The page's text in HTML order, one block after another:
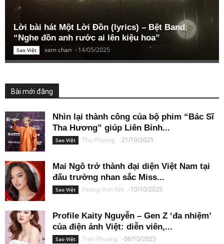
Lời bài hát Một Lời Đồn (lyrics) – Bệt Band:
“Nghe đồn anh rước ai lên kiệu hoa”
Sao Việt xam chan -14/05/2025
Bài mới đăng
Nhìn lại thành công của bộ phim “Bác Sĩ
Tha Hương” giúp Liên Bỉnh...
Sao Việt Thu Phuong -21/10/2025
Mai Ngô trở thành đại diện Việt Nam tại
đấu trường nhan sắc Miss...
Sao Việt Hoàng Anh Nhi - 10/10/2025
Profile Kaity Nguyễn – Gen Z ‘đa nhiệm’
của điện ảnh Việt: diễn viên,...
Sao Việt Tran Phuong -06/10/2025